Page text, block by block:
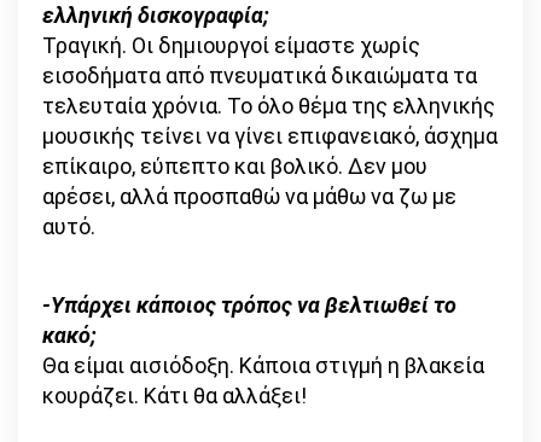
ελληνική δισκογραφία;
Τραγική. Οι δημιουργοί είμαστε χωρίς
εισοδήματα από πνευματικά δικαιώματα τα
τελευταία χρόνια. Το όλο θέμα της ελληνικής
μουσικής τείνει να γίνει επιφανειακό, άσχημα
επίκαιρο, εύπεπτο και βολικό. Δεν μου
αρέσει, αλλά προσπαθώ να μάθω να ζω με
αυτό.
-Υπάρχει κάποιος τρόπος να βελτιωθεί το
κακό;
Θα είμαι αισιόδοξη. Κάποια στιγμή η βλακεία
κουράζει. Κάτι θα αλλάξει!